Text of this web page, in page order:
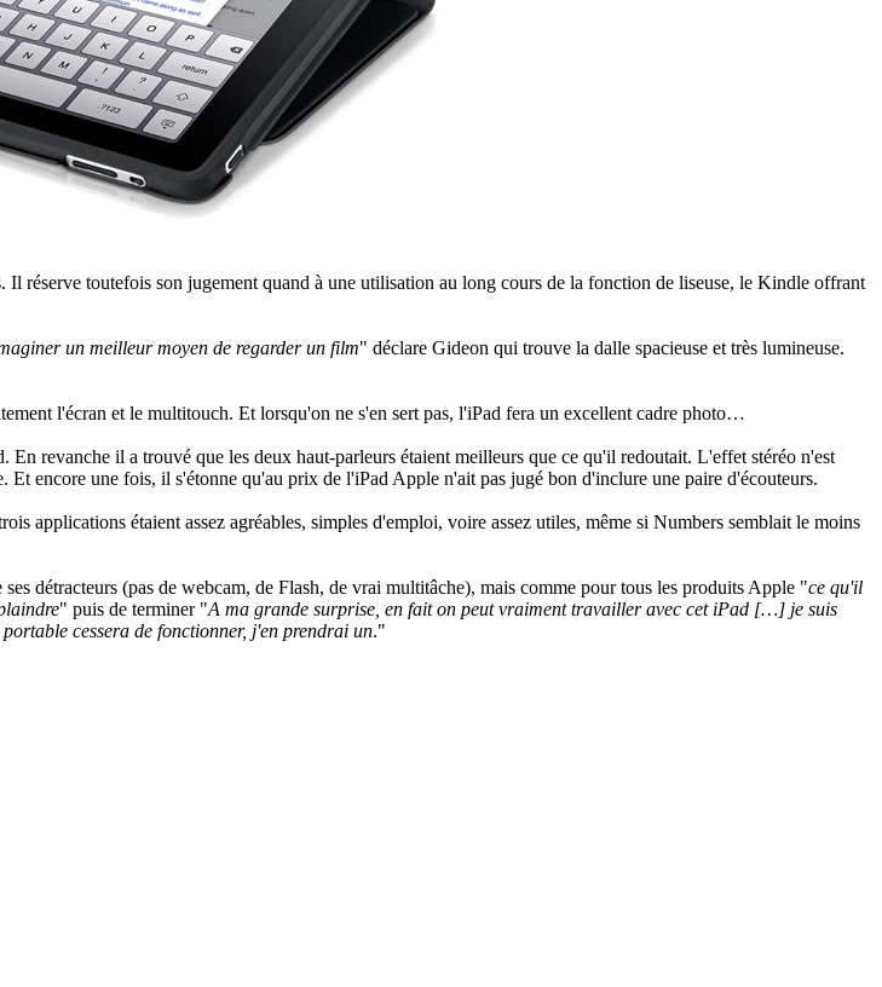
toutefois son jugement quand à une utilisation au long cours de la fonction de liseuse, le Kindle offrant
un meilleur moyen de regarder un film" déclare Gideon qui trouve la dalle spacieuse et très lumineuse.
l'écran et le multitouch. Et lorsqu'on ne s'en sert pas, l'iPad fera un excellent cadre photo…
revanche il a trouvé que les deux haut-parleurs étaient meilleurs que ce qu'il redoutait. L'effet stéréo n'est
Et encore une fois, il s'étonne qu'au prix de l'iPad Apple n'ait pas jugé bon d'inclure une paire d'écouteurs.
applications étaient assez agréables, simples d'emploi, voire assez utiles, même si Numbers semblait le moins
détracteurs (pas de webcam, de Flash, de vrai multitâche), mais comme pour tous les produits Apple "ce qu'il
" puis de terminer "A ma grande surprise, en fait on peut vraiment travailler avec cet iPad […] je suis
cessera de fonctionner, j'en prendrai un."